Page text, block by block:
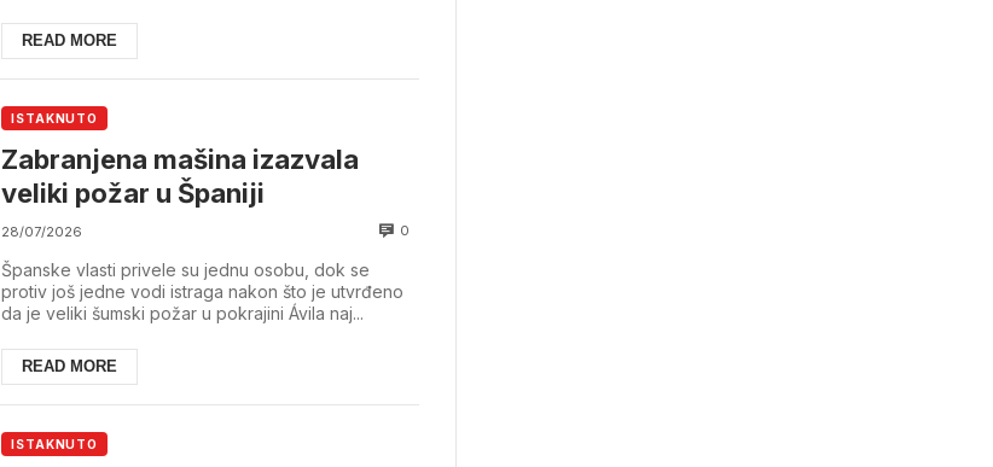
READ MORE
ISTAKNUTO
Zabranjena mašina izazvala
veliki požar u Španiji
28/07/2026 0
Španske vlasti privele su jednu osobu, dok se
protiv još jedne vodi istraga nakon što je utvrđeno
da je veliki šumski požar u pokrajini Ávila naj...
READ MORE
ISTAKNUTO